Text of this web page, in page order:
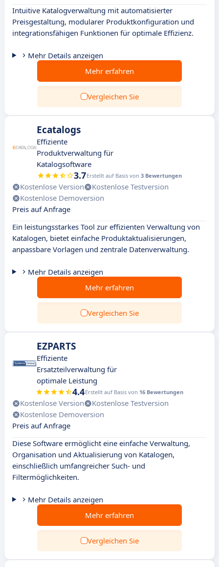
Intuitive Katalogverwaltung mit automatisierter
Preisgestaltung, modularer Produktkonfiguration und
integrationsfähigen Funktionen für optimale Effizienz.
Mehr Details anzeigen
Mehr erfahren
Vergleichen Sie
Ecatalogs
Effiziente
Produktverwaltung für
Katalogsoftware
3.7Erstellt auf Basis von 3 Bewertungen
Kostenlose Version
Kostenlose Testversion
Kostenlose Demoversion
Preis auf Anfrage
Ein leistungsstarkes Tool zur effizienten Verwaltung von
Katalogen, bietet einfache Produktaktualisierungen,
anpassbare Vorlagen und zentrale Datenverwaltung.
Mehr Details anzeigen
Mehr erfahren
Vergleichen Sie
EZPARTS
Effiziente
Ersatzteilverwaltung für
optimale Leistung
4.4Erstellt auf Basis von 16 Bewertungen
Kostenlose Version
Kostenlose Testversion
Kostenlose Demoversion
Preis auf Anfrage
Diese Software ermöglicht eine einfache Verwaltung,
Organisation und Aktualisierung von Katalogen,
einschließlich umfangreicher Such- und
Filtermöglichkeiten.
Mehr Details anzeigen
Mehr erfahren
Vergleichen Sie